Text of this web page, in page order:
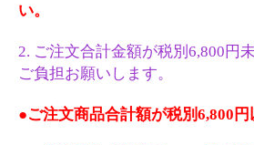
い。
2. ご注文合計金額が税別6,800円
ご負担お願いします。
●ご注文商品合計額が税別6,800